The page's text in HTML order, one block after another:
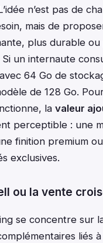
n’est pas de
mais de
plus durable ou
Si un internaute
64 Go de
de 128 Go.
la valeur
perceptible : une
finition premium
exclusives.
ou la vente
se concentre sur
liés à